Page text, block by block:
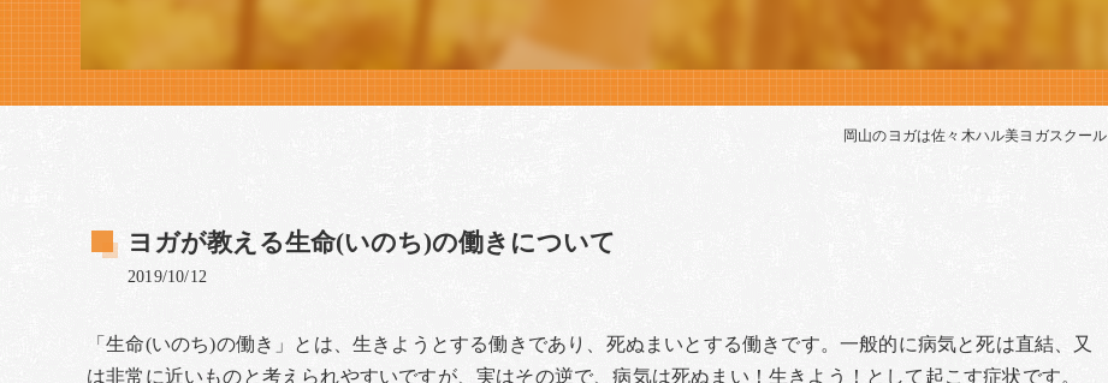
岡山のヨガは佐々木ハル美ヨガスクール
ヨガが教える生命(いのち)の働きについて
2019/10/12
「生命(いのち)の働き」とは、生きようとする働きであり、死ぬまいとする働きです。一般的に病気と死は直結、又
は非常に近いものと考えられやすいですが、実はその逆で、病気は死ぬまい！生きよう！として起こす症状です。